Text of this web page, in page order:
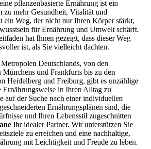
pflanzenbasierte Ernährung ist ein
zu mehr Gesundheit, Vitalität und
ein Weg, der nicht nur Ihren Körper stärkt,
für Ernährung und Umwelt schärft.
hat Ihnen gezeigt, dass dieser Weg
ist, als Sie vielleicht dachten.
Deutschlands, von den
Münchens und Frankfurts bis zu den
Heidelberg und Freiburg, gibt es unzählige
in Ihren Alltag zu
auf der Suche nach einer individuellen
Ernährungsplänen sind, die
und Ihren Lebensstil zugeschnitten
Ihr idealer Partner. Wir unterstützen Sie
zu erreichen und eine nachhaltige,
mit Leichtigkeit und Freude zu leben.